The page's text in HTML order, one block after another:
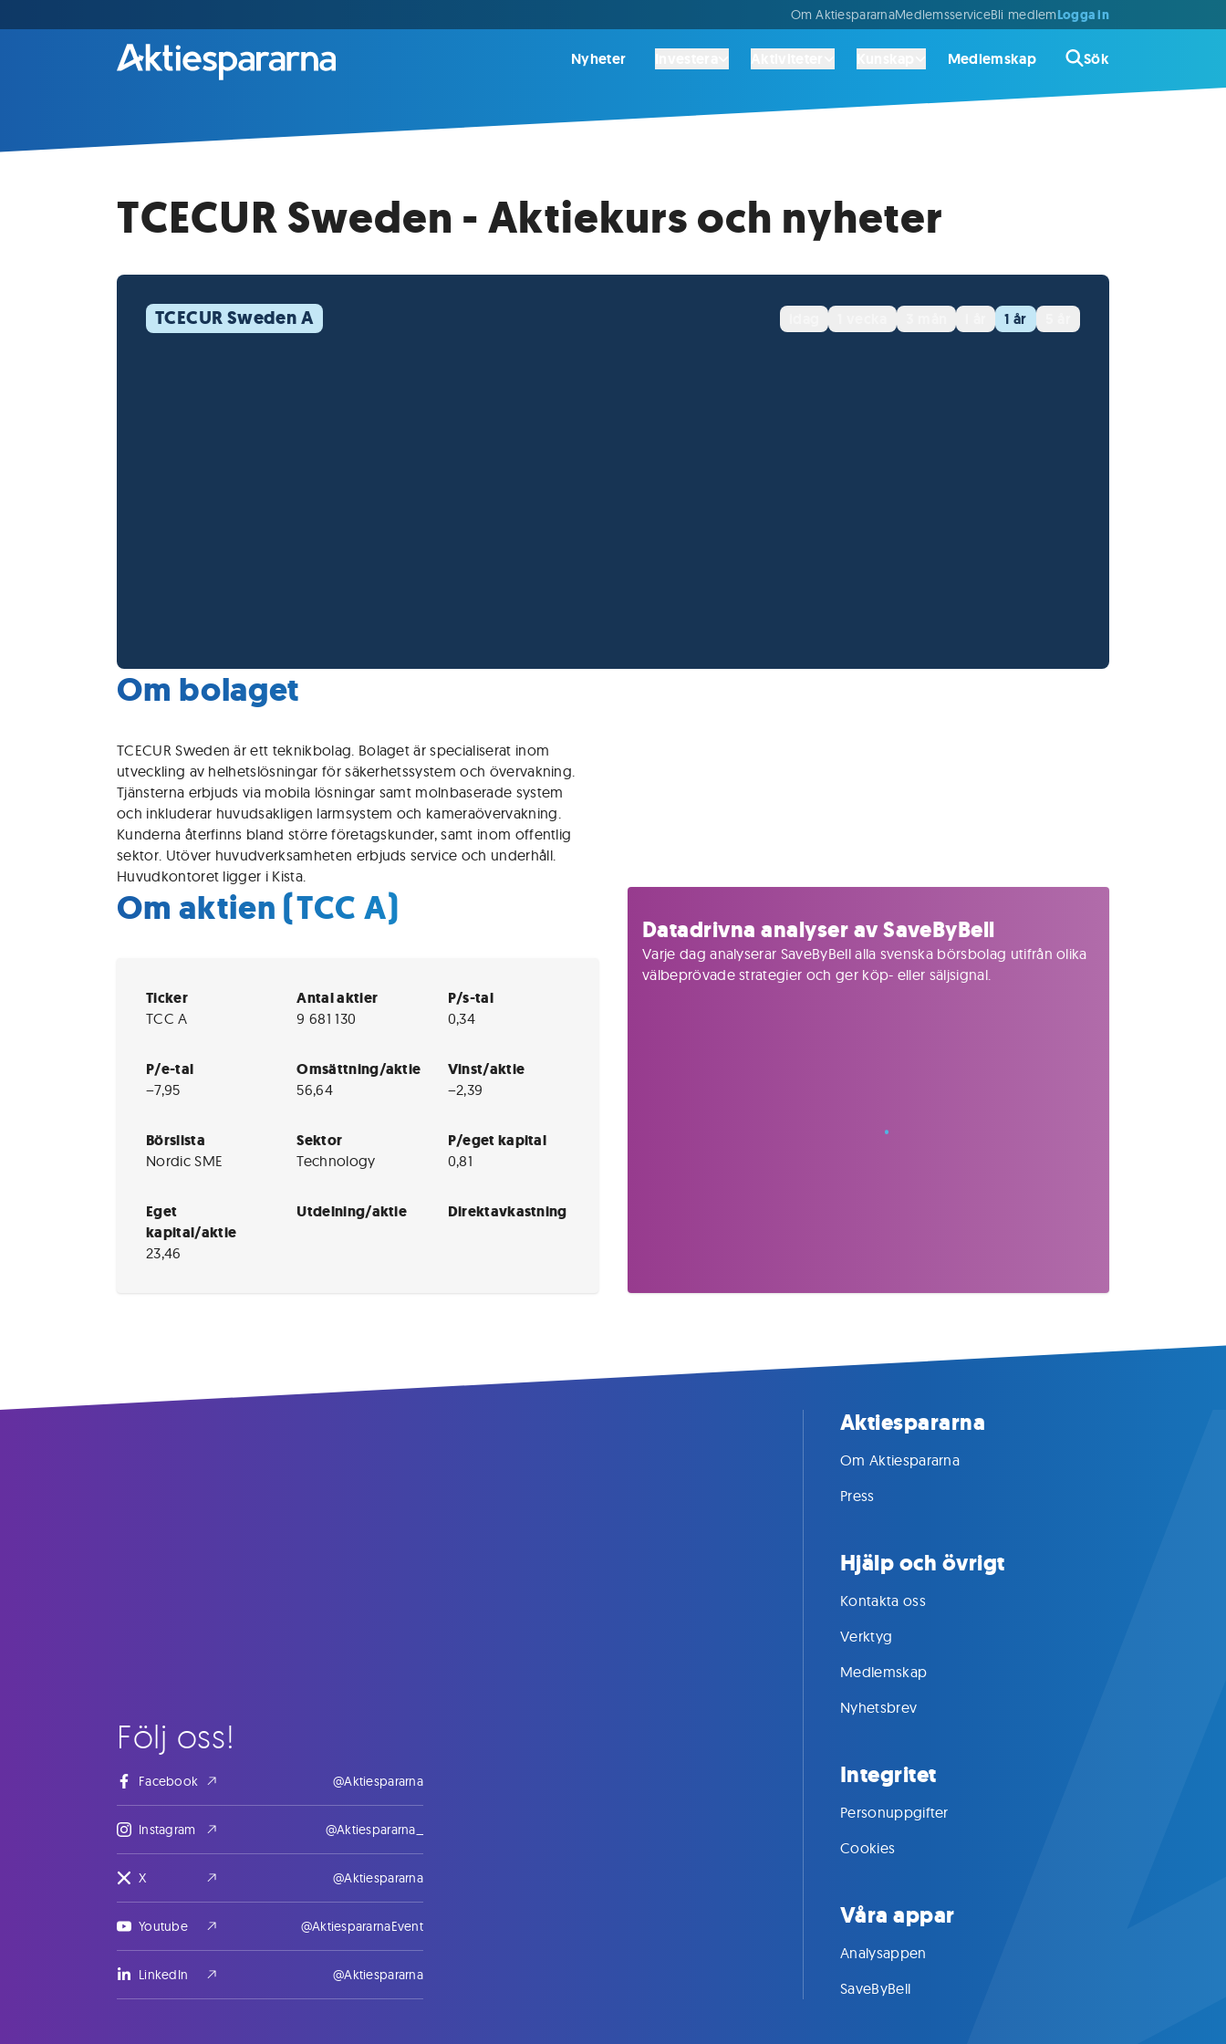
Om AktiespararnaMedlemsserviceBli medlemLogga in
Nyheter Medlemskap Sök
TCECUR Sweden - Aktiekurs och nyheter
TCECUR Sweden A 1 år
Om bolaget
TCECUR Sweden är ett teknikbolag. Bolaget är specialiserat inom
utveckling av helhetslösningar för säkerhetssystem och övervakning.
Tjänsterna erbjuds via mobila lösningar samt molnbaserade system
och inkluderar huvudsakligen larmsystem och kameraövervakning.
Kunderna återfinns bland större företagskunder, samt inom offentlig
sektor. Utöver huvudverksamheten erbjuds service och underhåll.
Huvudkontoret ligger i Kista.
Om aktien (TCC A)
Ticker
TCC A
Antal aktier
9 681 130
P/s-tal
0,34
P/e-tal
−7,95
Omsättning/aktie
56,64
Vinst/aktie
−2,39
Börslista
Nordic SME
Sektor
Technology
P/eget kapital
0,81
Eget
kapital/aktie
23,46
Utdelning/aktie Direktavkastning
Datadrivna analyser av SaveByBell
Varje dag analyserar SaveByBell alla svenska börsbolag utifrån olika
välbeprövade strategier och ger köp- eller säljsignal.
Följ oss!
Facebook @Aktiespararna
Instagram @Aktiespararna_
X @Aktiespararna
Youtube @AktiespararnaEvent
LinkedIn @Aktiespararna
Aktiespararna
Om Aktiespararna
Press
Hjälp och övrigt
Kontakta oss
Verktyg
Medlemskap
Nyhetsbrev
Integritet
Personuppgifter
Cookies
Våra appar
Analysappen
SaveByBell